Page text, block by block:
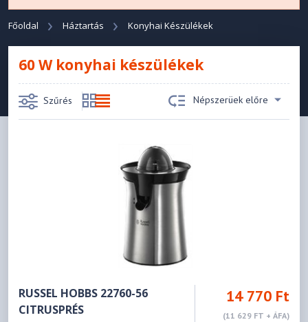
Főoldal Háztartás Konyhai Készülékek
60 W konyhai készülékek
Szűrés Népszerüek előre
RUSSEL HOBBS 22760-56
CITRUSPRÉS
14 770 Ft
(11 629 FT + ÁFA)